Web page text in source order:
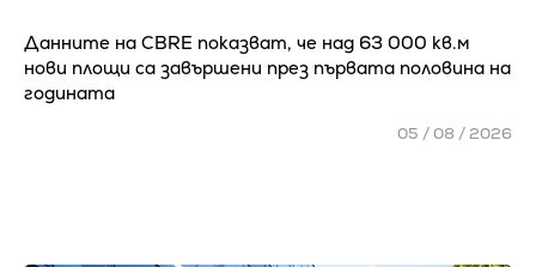
Данните на CBRE показват, че над 63 000 кв.м
нови площи са завършени през първата половина на
годината
05 / 08 / 2026